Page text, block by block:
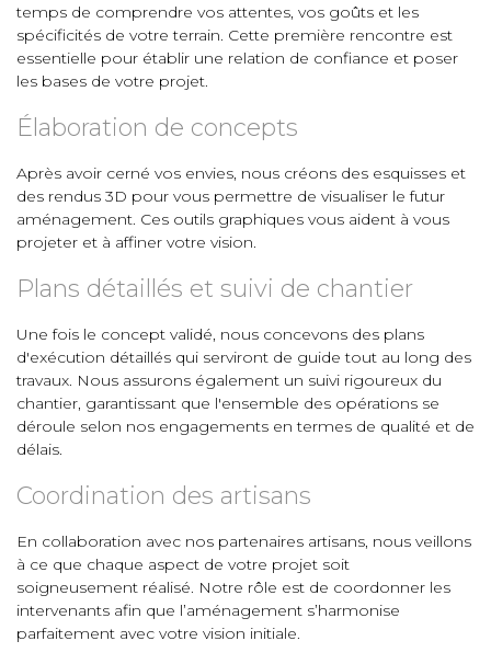
temps de comprendre vos attentes, vos goûts et les
spécificités de votre terrain. Cette première rencontre est
essentielle pour établir une relation de confiance et poser
les bases de votre projet.
Élaboration de concepts
Après avoir cerné vos envies, nous créons des esquisses et
des rendus 3D pour vous permettre de visualiser le futur
aménagement. Ces outils graphiques vous aident à vous
projeter et à affiner votre vision.
Plans détaillés et suivi de chantier
Une fois le concept validé, nous concevons des plans
d'exécution détaillés qui serviront de guide tout au long des
travaux. Nous assurons également un suivi rigoureux du
chantier, garantissant que l'ensemble des opérations se
déroule selon nos engagements en termes de qualité et de
délais.
Coordination des artisans
En collaboration avec nos partenaires artisans, nous veillons
à ce que chaque aspect de votre projet soit
soigneusement réalisé. Notre rôle est de coordonner les
intervenants afin que l’aménagement s’harmonise
parfaitement avec votre vision initiale.